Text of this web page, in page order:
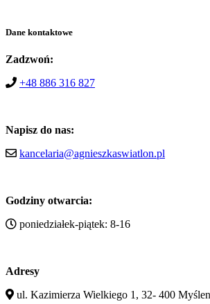
Dane kontaktowe
Zadzwoń:
+48 886 316 827
Napisz do nas:
kancelaria@agnieszkaswiatlon.pl
Godziny otwarcia:
poniedziałek-piątek: 8-16
Adresy
ul. Kazimierza Wielkiego 1, 32- 400